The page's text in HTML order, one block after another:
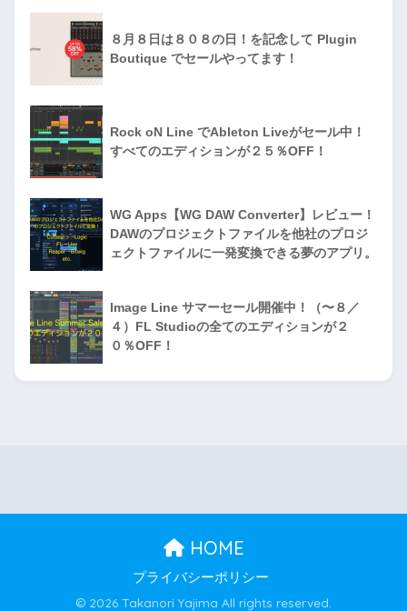
８月８日は８０８の日！を記念して Plugin
Boutique でセールやってます！
Rock oN Line でAbleton Liveがセール中！
すべてのエディションが２５％OFF！
WG Apps【WG DAW Converter】レビュー！
DAWのプロジェクトファイルを他社のプロジ
ェクトファイルに一発変換できる夢のアプリ。
Image Line サマーセール開催中！（〜８／
４）FL Studioの全てのエディションが２
０％OFF！
HOME
プライバシーポリシー
© 2026 Takanori Yajima All rights reserved.